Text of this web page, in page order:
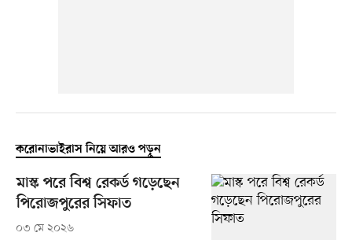
করোনাভাইরাস নিয়ে আরও পড়ুন
মাস্ক পরে বিশ্ব রেকর্ড গড়েছেন
পিরোজপুরের সিফাত
০৩ মে ২০২৬